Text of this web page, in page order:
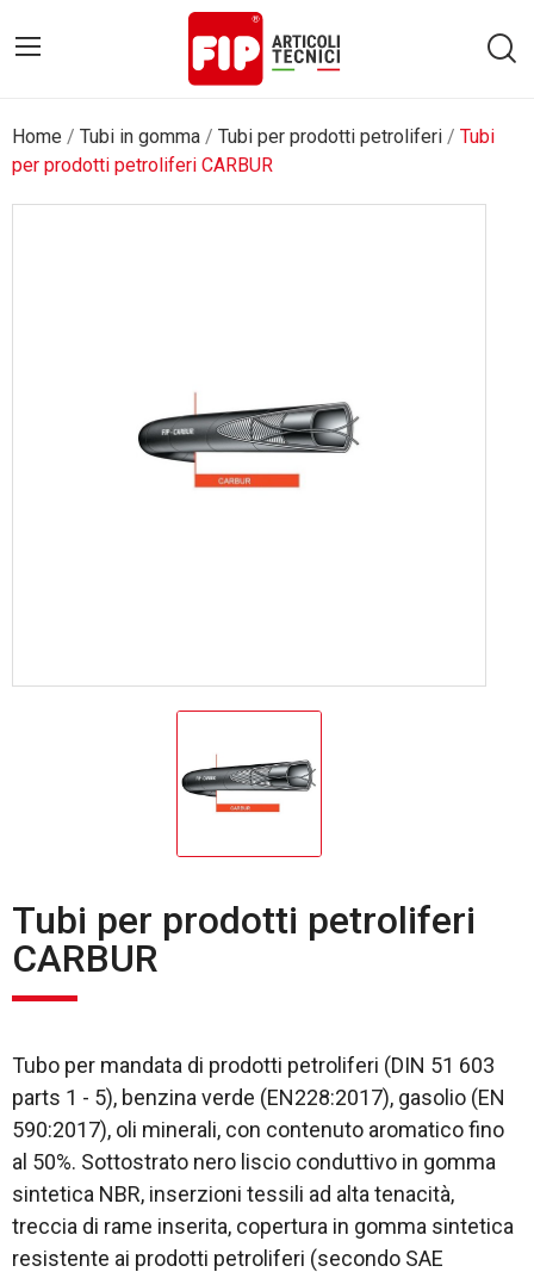
Home Tubi in gomma Tubi per prodotti petroliferi
Tubi
per prodotti petroliferi CARBUR
Tubi per prodotti petroliferi
CARBUR
Tubo per mandata di prodotti petroliferi (DIN 51 603
parts 1 - 5), benzina verde (EN228:2017), gasolio (EN
590:2017), oli minerali, con contenuto aromatico fino
al 50%. Sottostrato nero liscio conduttivo in gomma
sintetica NBR, inserzioni tessili ad alta tenacità,
treccia di rame inserita, copertura in gomma sintetica
resistente ai prodotti petroliferi (secondo SAE